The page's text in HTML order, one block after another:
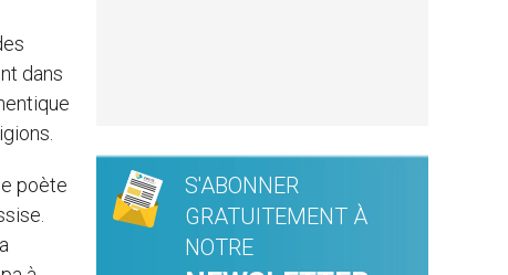
dans
poète
S'ABONNER
GRATUITEMENT À
NOTRE